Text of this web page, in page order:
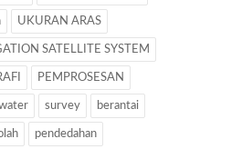
UKURAN ARAS
SATELLITE SYSTEM
PEMPROSESAN
survey berantai
pendedahan